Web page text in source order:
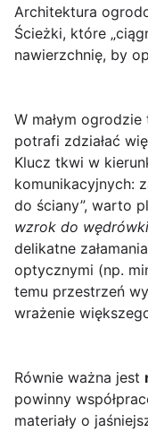
Architektura
Ścieżki, które
nawierzchnię, by
W małym
potrafi zdziałać
Klucz tkwi w
komunikacyjnych:
do ściany”, warto
wzrok do wędrówki
delikatne
optycznymi (np.
temu przestrzeń
wrażenie
Równie ważna jest
powinny
materiały o